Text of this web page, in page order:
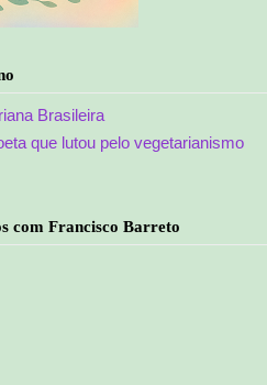
Brasileira
que lutou pelo vegetarianismo
com Francisco Barreto